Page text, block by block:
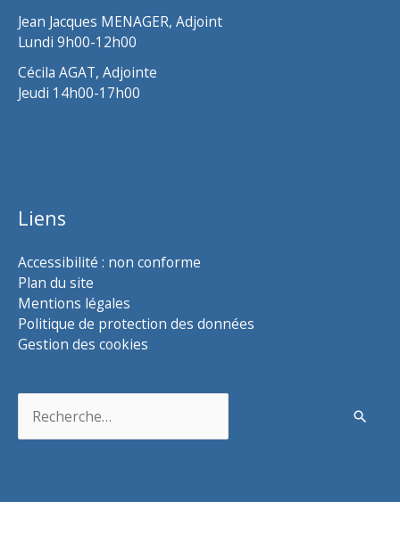
Jean Jacques MENAGER, Adjoint
Lundi 9h00-12h00
Cécila AGAT, Adjointe
Jeudi 14h00-17h00
Liens
Accessibilité : non conforme
Plan du site
Mentions légales
Politique de protection des données
Gestion des cookies